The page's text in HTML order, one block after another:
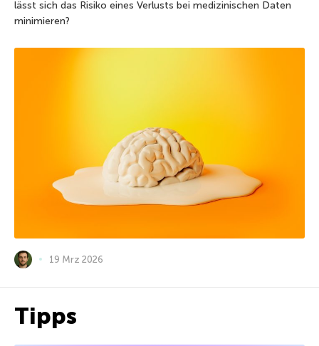
lässt sich das Risiko eines Verlusts bei medizinischen Daten
minimieren?
19 Mrz 2026
Tipps